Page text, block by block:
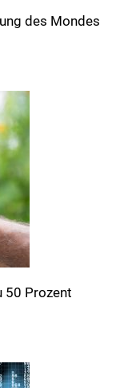
des Mondes
50 Prozent